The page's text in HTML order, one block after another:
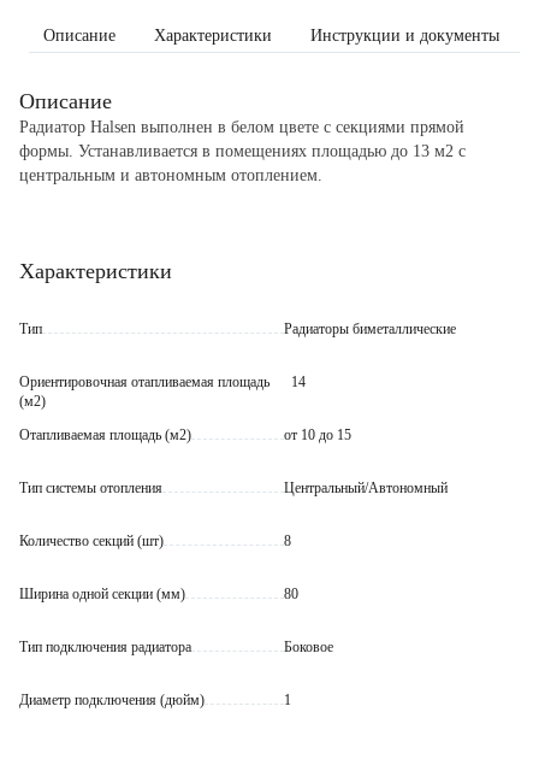
Описание Характеристики Инструкции и документы
Описание
Радиатор Halsen выполнен в белом цвете с секциями прямой
формы. Устанавливается в помещениях площадью до 13 м2 с
центральным и автономным отоплением.
стального сердечника;
гидравлических ударах в системах отопления;
- современная система контроля качества.
Характеристики
Тип Радиаторы биметаллические
Ориентировочная отапливаемая площадь
(м2)
14
Отапливаемая площадь (м2) от 10 до 15
Тип системы отопления Центральный/Автономный
Количество секций (шт) 8
Ширина одной секции (мм) 80
Тип подключения радиатора Боковое
Диаметр подключения (дюйм) 1